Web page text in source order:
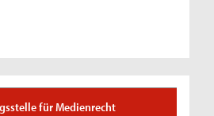
für Medienrecht